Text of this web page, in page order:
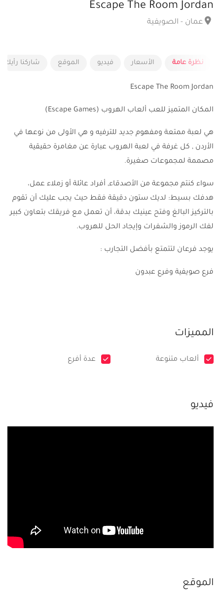
Escape The Room Jordan
عمان - الصويفية
نظرة عامة الأسعار فيديو الموقع شاركنا رأيك
Escape The Room Jordan
المكان المتميز للعب ألعاب الهروب (Escape Games)
هي لعبة ممتعة ومفهوم جديد للترفيه و هي الأولى من نوعها في
الأردن , كل غرفة في لعبة الهروب عبارة عن مغامرة حقيقية
مصممة لمجموعات صغيرة.
سواء كنتم مجموعة من الأصدقاء, أفراد عائلة أو زملاء عمل،
هدفك بسيط: لديك ستون دقيقة فقط حيث يجب عليك أن تقوم
بالتركيز البالغ وفتح عينيك بدقة، أن تعمل مع فريقك بتعاون كبير
لفك الرموز والشفرات وإيجاد الحل للهروب.
يوجد فرعان لتتمتع بأفضل التجارب :
فرع صويفية وفرع عبدون
المميزات
ألعاب متنوعة عدة أفرع
فيديو
الموقع